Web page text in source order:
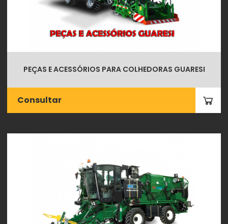
PEÇAS E ACESSÓRIOS PARA COLHEDORAS GUARESI
Consultar